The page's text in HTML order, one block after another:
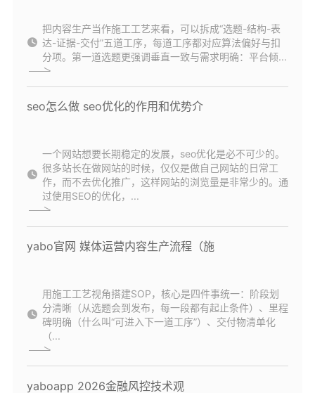
把内容生产当作施工工艺来看，可以拆成“选题-结构-表
达-证据-交付”五道工序，每道工序都对应算法偏好与扣
分项。第一道选题更强调垂直一致与需求明确：平台倾...
seo怎么做 seo优化的作用和优势介
一个网站想要长期稳定的发展，seo优化是必不可少的。
很多站长在做网站的时候，仅仅是做自己网站的日常工
作，而不去优化推广，这样网站的浏览量是非常少的。通
过使用SEO的优化，...
yabo官网 媒体运营内容生产流程（施
用施工工艺视角搭建SOP，核心是四件事统一：阶段划
分清晰（从选题会到发布，每一段都有起止条件）、里程
碑明确（什么叫“可进入下一道工序”）、交付物清单化
（...
yaboapp 2026金融风控技术观